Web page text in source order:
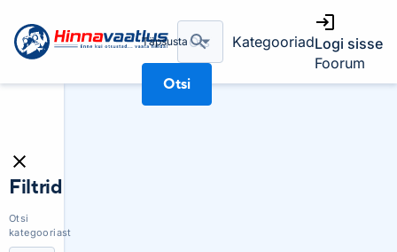
Täpsusta
Otsi
KategooriadLogi sisse
Foorum
Filtrid
Otsi
kategooriast